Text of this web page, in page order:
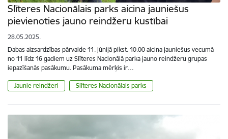
Slīteres Nacionālais parks aicina jauniešus
pievienoties jauno reindžeru kustībai
28.05.2025.
Dabas aizsardzības pārvalde 11. jūnijā plkst. 10.00 aicina jauniešus vecumā
no 11 līdz 16 gadiem uz Slīteres Nacionālā parka jauno reindžeru grupas
iepazīšanās pasākumu. Pasākuma mērķis ir…
Jaunie reindžeri Slīteres Nacionālais parks